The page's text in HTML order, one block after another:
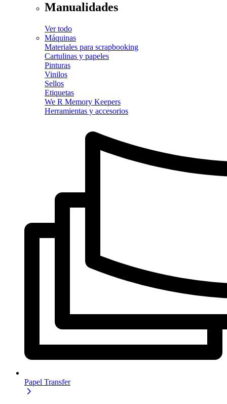
Manualidades
Ver todo
Máquinas
Materiales para scrapbooking
Cartulinas y papeles
Pinturas
Vinilos
Sellos
Etiquetas
We R Memory Keepers
Herramientas y accesorios
Papel Transfer